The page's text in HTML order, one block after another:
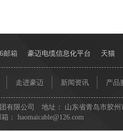
走进豪迈 新闻资讯 产品
有限公司 地址：
山东省青岛市胶州
： haomaicable@126.com
邮箱 豪迈电缆信息化平台 天猫